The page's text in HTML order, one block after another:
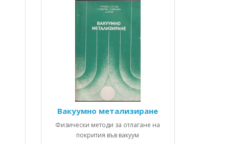
Вакуумно метализиране
Физически методи за отлагане на
покрития във вакуум